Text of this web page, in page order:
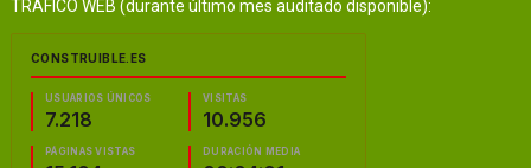
TRÁFICO WEB (durante último mes auditado disponible):